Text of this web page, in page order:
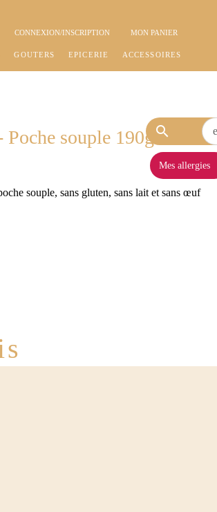
CONNEXION/INSCRIPTION MON PANIER
GOÛTERS EPICERIE ACCESSOIRES
souple 190g
souple, sans gluten, sans lait et sans œuf
Mes allergies
search